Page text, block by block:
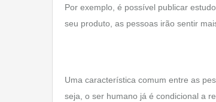
Por exemplo, é possível publicar
seu produto, as pessoas irão sentir
Uma característica comum entre as
seja, o ser humano já é condicional a